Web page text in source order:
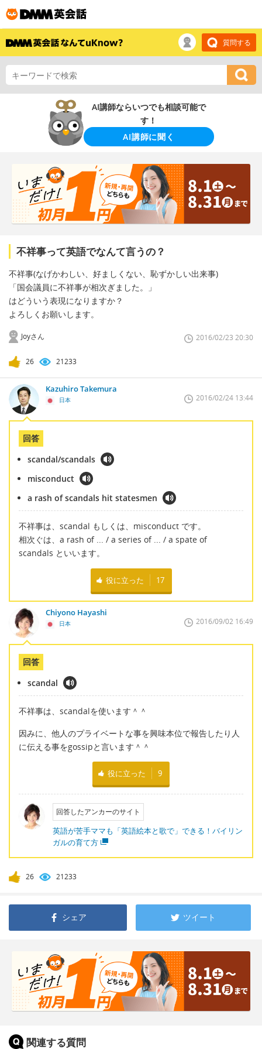
質問する
AI講師ならいつでも相談可能で
す！
AI講師に聞く
不祥事って英語でなんて言うの？
不祥事(なげかわしい、好ましくない、恥ずかしい出来事)
「国会議員に不祥事が相次ぎました。」
はどういう表現になりますか？
よろしくお願いします。
Joyさん 2016/02/23 20:30
26 21233
Kazuhiro Takemura
日本 2016/02/24 13:44
回答
scandal/scandals
misconduct
a rash of scandals hit statesmen
不祥事は、scandal もしくは、misconduct です。
相次ぐは、a rash of ... / a series of ... / a spate of
scandals といいます。
役に立った 17
Chiyono Hayashi
日本 2016/09/02 16:49
回答
scandal
不祥事は、scandalを使います＾＾
因みに、他人のプライベートな事を興味本位で報告したり人
に伝える事をgossipと言います＾＾
役に立った 9
回答したアンカーのサイト
英語が苦手ママも「英語絵本と歌で」できる！バイリン
ガルの育て方
26 21233
シェア ツイート
関連する質問